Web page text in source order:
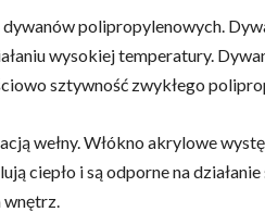
polipropylenowych.
wysokiej temperatury.
sztywność zwykłego
wełny. Włókno akrylowe
ciepło i są odporne na
wnętrz.